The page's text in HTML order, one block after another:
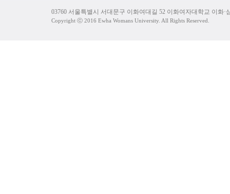
03760 서울특별시 서대문구 이화여대길 52 이화여자대학교 이화
Copyright ⓒ 2016 Ewha Womans University. All Rights Reserved.